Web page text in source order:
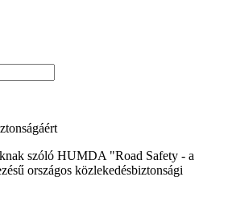
szóló HUMDA "Road Safety - a
országos közlekedésbiztonsági